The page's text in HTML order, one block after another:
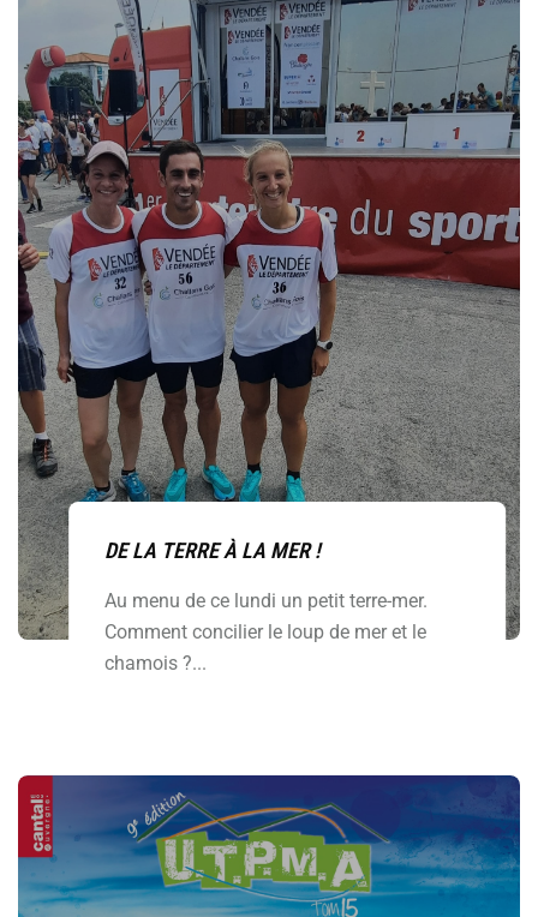
DE LA TERRE À LA MER !
Au menu de ce lundi un petit terre-mer.
Comment concilier le loup de mer et le
chamois ?...